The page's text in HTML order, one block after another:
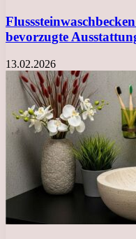
bevorzugte
13.02.2026